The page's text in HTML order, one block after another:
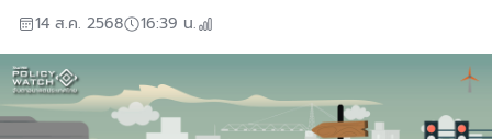
14 ส.ค. 2568 16:39 น.